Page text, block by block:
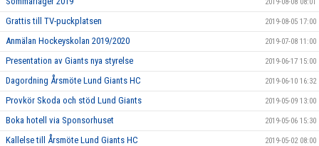
Grattis till TV-puckplatsen 2019-08-05 17:00
Anmälan Hockeyskolan 2019/2020 2019-07-08 11:00
Presentation av Giants nya styrelse 2019-06-17 15:00
Dagordning Årsmöte Lund Giants HC 2019-06-10 16:32
Provkör Skoda och stöd Lund Giants 2019-05-09 13:00
Boka hotell via Sponsorhuset 2019-05-06 15:30
Kallelse till Årsmöte Lund Giants HC 2019-05-02 08:00